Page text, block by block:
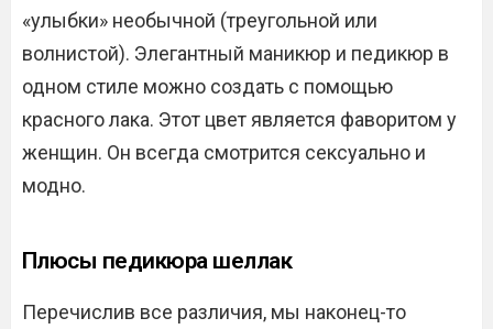
«улыбки» необычной (треугольной или
волнистой). Элегантный маникюр и педикюр в
одном стиле можно создать с помощью
красного лака. Этот цвет является фаворитом у
женщин. Он всегда смотрится сексуально и
модно.
Плюсы педикюра шеллак
Перечислив все различия, мы наконец-то